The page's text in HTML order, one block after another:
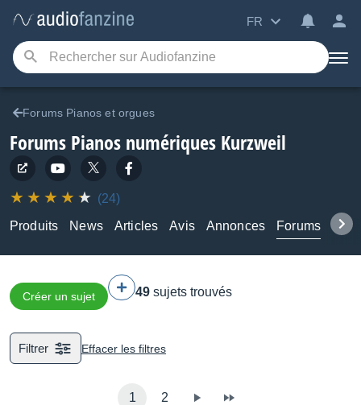
FR
Forums Pianos et orgues
Forums Pianos numériques Kurzweil
(24)
Produits
News Articles Avis Annonces Forums
Créer un sujet 49 sujets trouvés
Filtrer Effacer les filtres
1 2